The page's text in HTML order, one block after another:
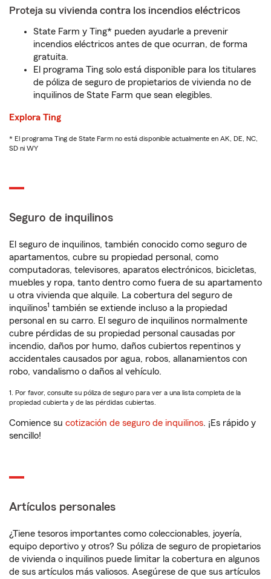
Proteja su vivienda contra los incendios eléctricos
State Farm y Ting* pueden ayudarle a prevenir
incendios eléctricos antes de que ocurran, de forma
gratuita.
El programa Ting solo está disponible para los titulares
de póliza de seguro de propietarios de vivienda no de
inquilinos de State Farm que sean elegibles.
Explora Ting
* El programa Ting de State Farm no está disponible actualmente en AK, DE, NC,
SD ni WY
Seguro de inquilinos
El seguro de inquilinos, también conocido como seguro de
apartamentos, cubre su propiedad personal, como
computadoras, televisores, aparatos electrónicos, bicicletas,
muebles y ropa, tanto dentro como fuera de su apartamento
u otra vivienda que alquile. La cobertura del seguro de
inquilinos1 también se extiende incluso a la propiedad
personal en su carro. El seguro de inquilinos normalmente
cubre pérdidas de su propiedad personal causadas por
incendio, daños por humo, daños cubiertos repentinos y
accidentales causados por agua, robos, allanamientos con
robo, vandalismo o daños al vehículo.
1. Por favor, consulte su póliza de seguro para ver a una lista completa de la
propiedad cubierta y de las pérdidas cubiertas.
Comience su cotización de seguro de inquilinos. ¡Es rápido y
sencillo!
Artículos personales
¿Tiene tesoros importantes como coleccionables, joyería,
equipo deportivo y otros? Su póliza de seguro de propietarios
de vivienda o inquilinos puede limitar la cobertura en algunos
de sus artículos más valiosos. Asegúrese de que sus artículos